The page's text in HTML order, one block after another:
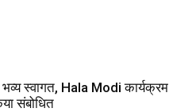
स्वागत, Hala Modi कार्यक्रम
संबोधित